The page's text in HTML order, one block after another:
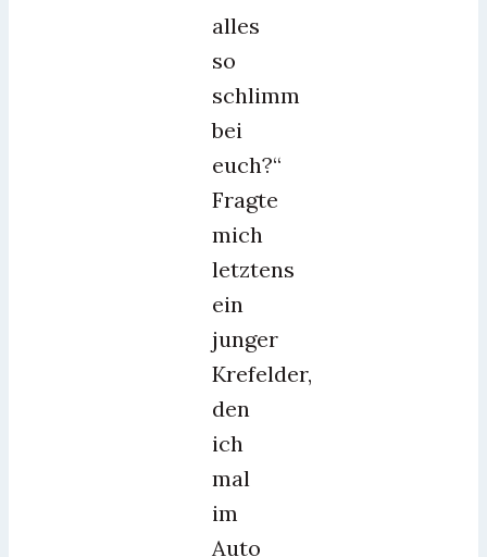
alles
so
schlimm
bei
euch?“
Fragte
mich
letztens
ein
junger
Krefelder,
den
ich
mal
im
Auto